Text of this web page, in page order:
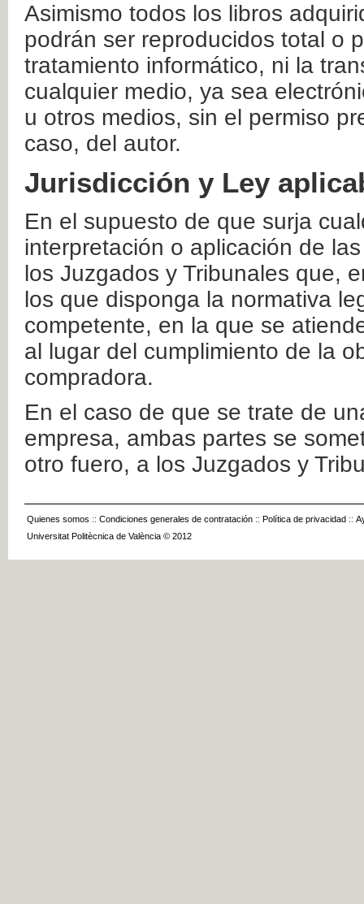
Asimismo todos los libros
podrán ser reproducidos total o
tratamiento informático, ni la
cualquier medio, ya sea
u otros medios, sin el permiso
caso, del autor.
Jurisdicción y Ley
En el supuesto de que surja
interpretación o aplicación de
los Juzgados y Tribunales que,
los que disponga la normativa
competente, en la que se
al lugar del cumplimiento de la
compradora.
En el caso de que se trate de
empresa, ambas partes se
otro fuero, a los Juzgados y
Quienes somos :: Condiciones generales de contratación :: Política de privacidad ::
Universitat Politècnica de València © 2012